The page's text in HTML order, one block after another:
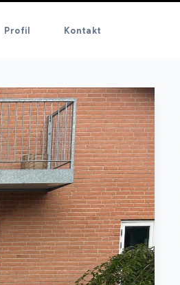
Profil Kontakt